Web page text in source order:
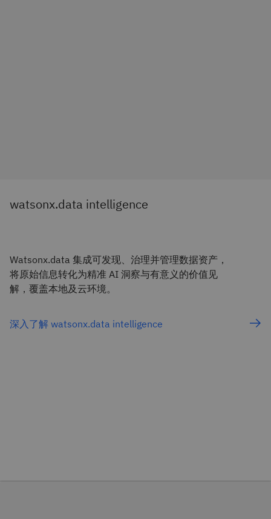
watsonx.data intelligence
Watsonx.data 集成可发现、治理并管理数据资产，
将原始信息转化为精准 AI 洞察与有意义的价值见
解，覆盖本地及云环境。
深入了解 watsonx.data intelligence